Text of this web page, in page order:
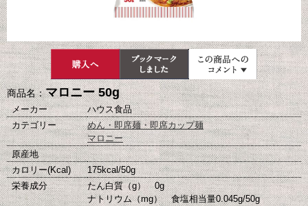
商品名：マロニー 50g
メーカー
ハウス食品
カテゴリー
めん・即席麺・即席カップ麺
マロニー
原産地
カロリー(Kcal)
175kcal/50g
栄養成分
たん白質（g） 0g
ナトリウム（mg） 食塩相当量0.045g/50g